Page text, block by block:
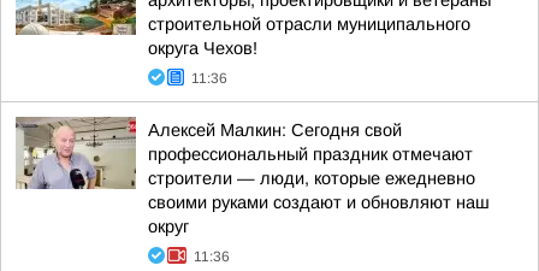
строительной отрасли муниципального
округа Чехов!
11:36
Алексей Малкин: Сегодня свой
профессиональный праздник отмечают
строители — люди, которые ежедневно
своими руками создают и обновляют наш
округ
11:36